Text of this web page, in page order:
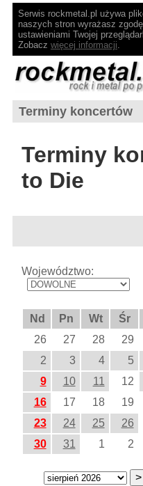
Serwis rockmetal.pl używa
naszych stron wyrażasz
ustawieniami Twojej
Zobacz więcej informacji.
Terminy koncertów
Terminy
to Die
Województwo:
Nd Pn Wt Śr
26
27 28 29
2
3 4 5
9
10 11 12
16
17 18 19
23
24 25 26
30
31 1 2